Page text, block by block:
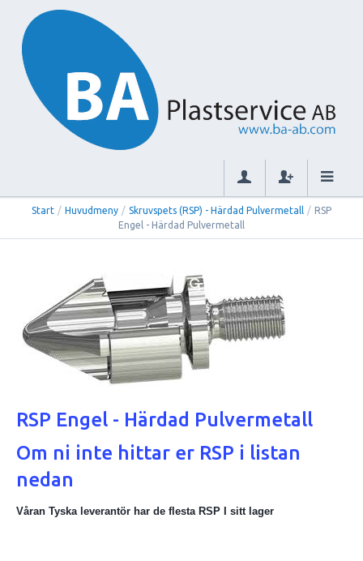
Start / Huvudmeny / Skruvspets (RSP) - Härdad Pulvermetall / RSP
Engel - Härdad Pulvermetall
RSP Engel - Härdad Pulvermetall
Om ni inte hittar er RSP i listan
nedan
Våran Tyska leverantör har de flesta RSP I sitt lager